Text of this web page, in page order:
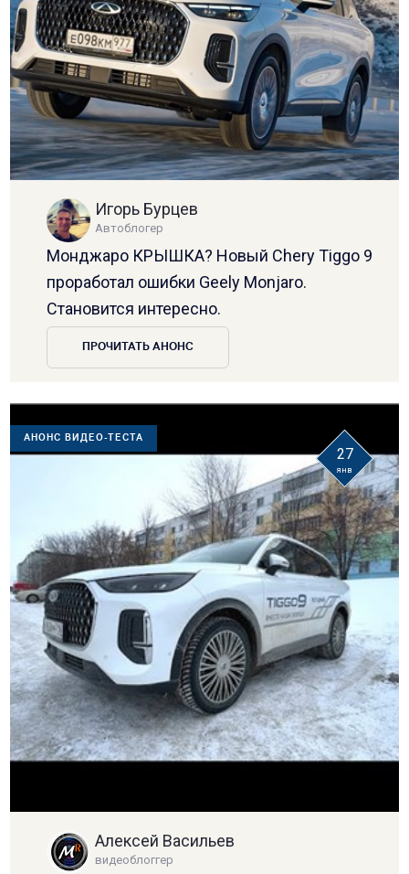
Игорь Бурцев
Автоблогер
Монджаро КРЫШКА? Новый Chery Tiggo 9
проработал ошибки Geely Monjaro.
Становится интересно.
ПРОЧИТАТЬ АНОНС
АНОНС ВИДЕО-ТЕСТА
27
янв
Алексей Васильев
видеоблоггер